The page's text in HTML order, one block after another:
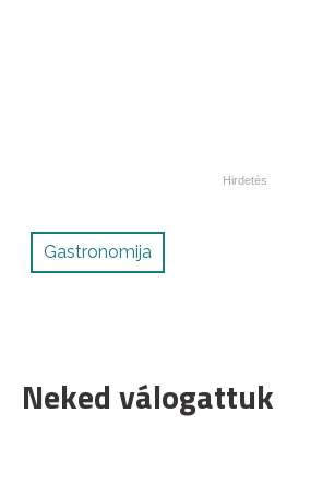
Gastronomija
Neked válogattuk